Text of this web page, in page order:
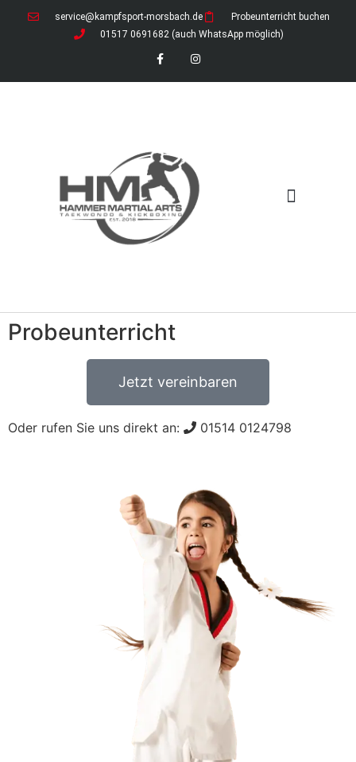
service@kampfsport-morsbach.de
Probeunterricht buchen
01517 0691682 (auch WhatsApp möglich)
Probeunterricht
Jetzt vereinbaren
Oder rufen Sie uns direkt an: 01514 0124798